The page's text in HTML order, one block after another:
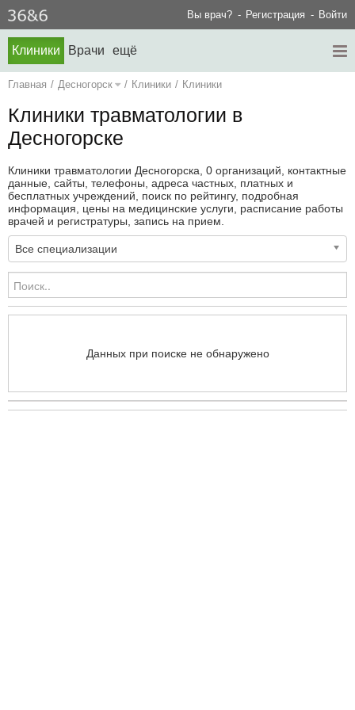
Вы врач? Регистрация Войти
Клиники Врачи ещё
Главная / Десногорск / Клиники / Клиники
Клиники травматологии в
Десногорске
Клиники травматологии Десногорска, 0 организаций, контактные
данные, сайты, телефоны, адреса частных, платных и
бесплатных учреждений, поиск по рейтингу, подробная
информация, цены на медицинские услуги, расписание работы
врачей и регистратуры, запись на прием.
Все специализации
Данных при поиске не обнаружено